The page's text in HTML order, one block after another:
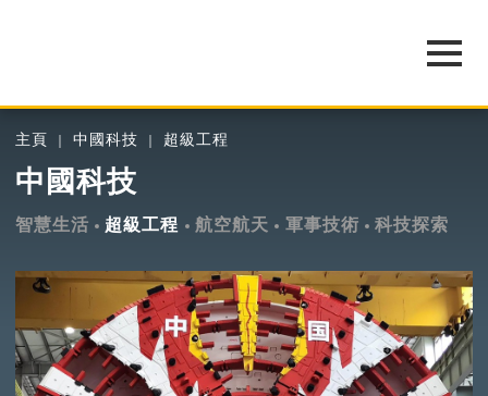
主頁 中國科技 超級工程
中國科技
智慧生活 超級工程 航空航天 軍事技術 科技探索